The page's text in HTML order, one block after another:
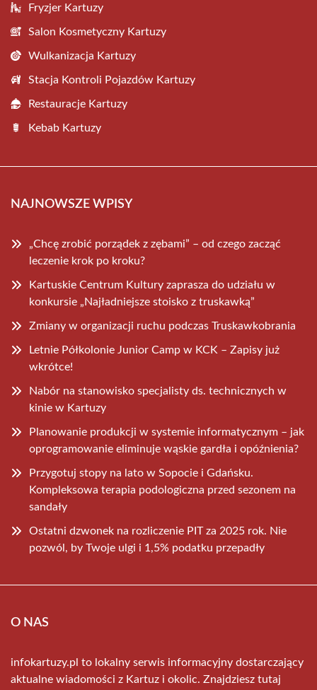
Fryzjer Kartuzy
Salon Kosmetyczny Kartuzy
Wulkanizacja Kartuzy
Stacja Kontroli Pojazdów Kartuzy
Restauracje Kartuzy
Kebab Kartuzy
NAJNOWSZE WPISY
„Chcę zrobić porządek z zębami” – od czego zacząć
leczenie krok po kroku?
Kartuskie Centrum Kultury zaprasza do udziału w
konkursie „Najładniejsze stoisko z truskawką”
Zmiany w organizacji ruchu podczas Truskawkobrania
Letnie Półkolonie Junior Camp w KCK – Zapisy już
wkrótce!
Nabór na stanowisko specjalisty ds. technicznych w
kinie w Kartuzy
Planowanie produkcji w systemie informatycznym – jak
oprogramowanie eliminuje wąskie gardła i opóźnienia?
Przygotuj stopy na lato w Sopocie i Gdańsku.
Kompleksowa terapia podologiczna przed sezonem na
sandały
Ostatni dzwonek na rozliczenie PIT za 2025 rok. Nie
pozwól, by Twoje ulgi i 1,5% podatku przepadły
O NAS
infokartuzy.pl to lokalny serwis informacyjny dostarczający
aktualne wiadomości z Kartuz i okolic. Znajdziesz tutaj